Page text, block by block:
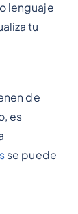
lenguaje
tu
de
es
se puede